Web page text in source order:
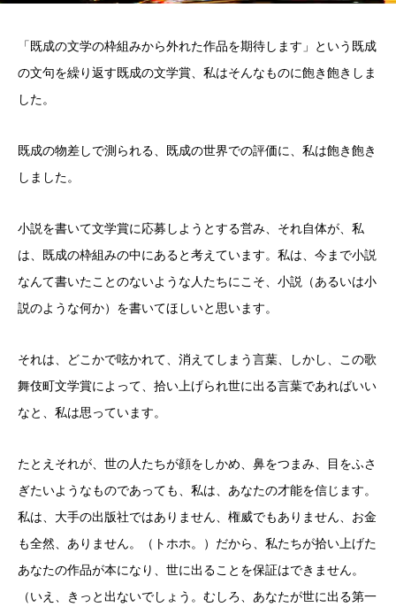
「既成の文学の枠組みから外れた作品を期待します」という既成
の文句を繰り返す既成の文学賞、私はそんなものに飽き飽きしま
した。
既成の物差しで測られる、既成の世界での評価に、私は飽き飽き
しました。
小説を書いて文学賞に応募しようとする営み、それ自体が、私
は、既成の枠組みの中にあると考えています。私は、今まで小説
なんて書いたことのないような人たちにこそ、小説（あるいは小
説のような何か）を書いてほしいと思います。
それは、どこかで呟かれて、消えてしまう言葉、しかし、この歌
舞伎町文学賞によって、拾い上げられ世に出る言葉であればいい
なと、私は思っています。
たとえそれが、世の人たちが顔をしかめ、鼻をつまみ、目をふさ
ぎたいようなものであっても、私は、あなたの才能を信じます。
私は、大手の出版社ではありません、権威でもありません、お金
も全然、ありません。（トホホ。）だから、私たちが拾い上げた
あなたの作品が本になり、世に出ることを保証はできません。
（いえ、きっと出ないでしょう。むしろ、あなたが世に出る第一